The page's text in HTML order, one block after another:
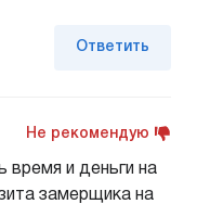
Ответить
Не рекомендую
время и деньги на
замерщика на